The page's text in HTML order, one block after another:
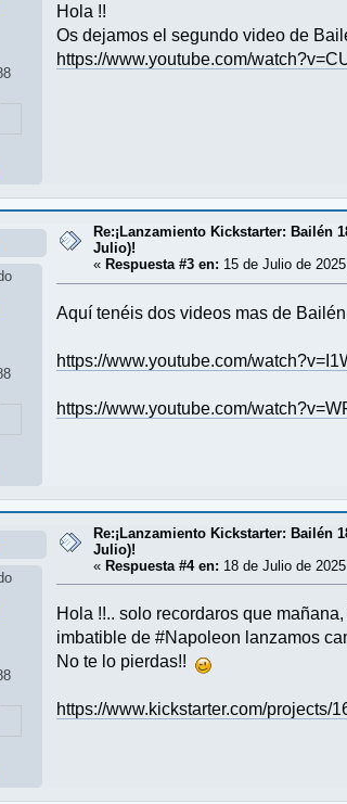
Hola !!
Os dejamos el segundo video de
https://www.youtube.com/
Re:¡Lanzamiento Kickstarter: Bailén
Julio)!
« Respuesta #3 en: 15 de Julio de
Aquí tenéis dos videos mas de
https://www.youtube.com/
https://www.youtube.com/
Re:¡Lanzamiento Kickstarter: Bailén
Julio)!
« Respuesta #4 en: 18 de Julio de
Hola !!.. solo recordaros que
imbatible de #Napoleon lanzamos
No te lo pierdas!!
https://www.kickstarter.com/projects/